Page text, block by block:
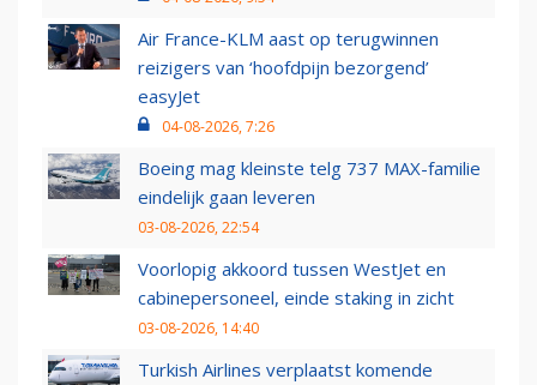
Air France-KLM aast op terugwinnen
reizigers van ‘hoofdpijn bezorgend’
easyJet
04-08-2026, 7:26
Boeing mag kleinste telg 737 MAX-familie
eindelijk gaan leveren
03-08-2026, 22:54
Voorlopig akkoord tussen WestJet en
cabinepersoneel, einde staking in zicht
03-08-2026, 14:40
Turkish Airlines verplaatst komende